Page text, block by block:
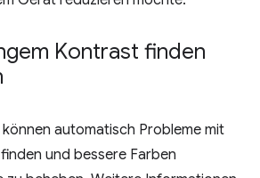
Kontrast finden
automatisch Probleme mit
und bessere Farben